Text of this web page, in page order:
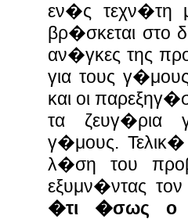
εν�ς τεχν�τη
βρ�σκεται στο
αν�γκες της
για τους γ�μους
και οι
τα ζευγ�ρια
γ�μους.
λ�ση του
εξυμν�ντας
�τι �σως ο